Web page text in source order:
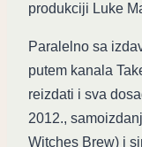
produkciji Luke
Paralelno sa
putem kanala
reizdati i sva
2012.,
Witches Brew) i